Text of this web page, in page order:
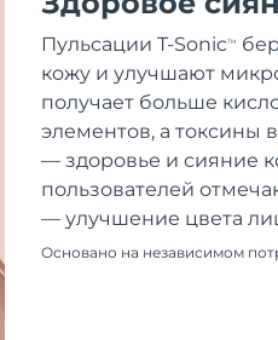
Пульсации T-SonicTM
кожу и улучшают
получает больше
элементов, а токсины
— здоровье и сияние
пользователей
— улучшение цвета
Основано на независимом